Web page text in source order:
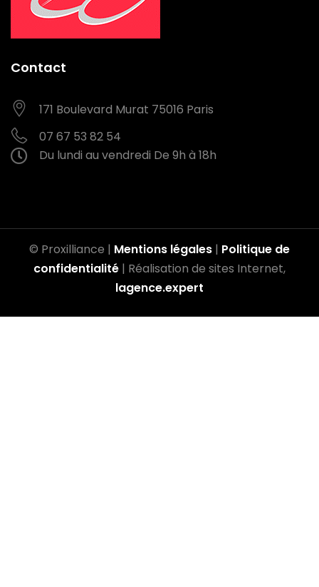
Contact
171 Boulevard Murat 75016 Paris
07 67 53 82 54
Du lundi au vendredi De 9h à 18h
© Proxilliance | Mentions légales | Politique de
confidentialité | Réalisation de sites Internet,
lagence.expert